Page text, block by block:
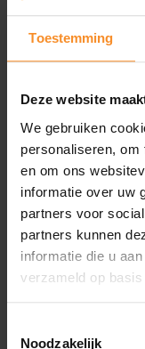
Toestemming
Deze website
We gebruiken
personaliseren,
en om ons
informatie over uw
partners voor
partners kunnen
informatie die u
verzameld op
Noodzakelijk
Demping |
Ondersteuning |
Waterdichtheid |
Gebruik | Active